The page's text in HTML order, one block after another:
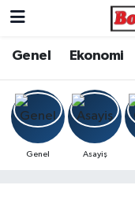
Genel Ekonomi
Genel Asayiş